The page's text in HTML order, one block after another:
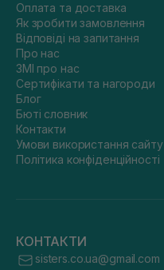
Оплата та доставка
Як зробити замовлення
Відповіді на запитання
Про нас
ЗМІ про нас
Сертифікати та нагороди
Блог
Бюті словник
Контакти
Умови використання сайту
Політика конфіденційності
КОНТАКТИ
sisters.co.ua@gmail.com